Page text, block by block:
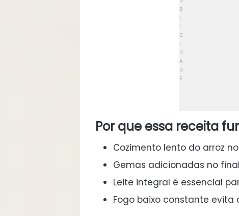
Por que essa receita
Cozimento lento do arroz
Gemas adicionadas no
Leite integral é essencial
Fogo baixo constante evita